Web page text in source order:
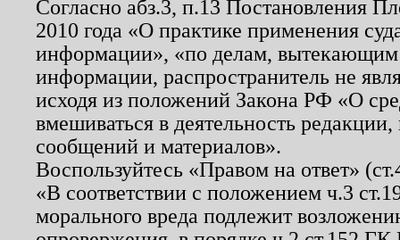
Согласно абз.3, п.13 Постановления
2010 года «О практике применения
информации», «по делам, вытекающим
информации, распространитель не
исходя из положений Закона РФ «О
вмешиваться в деятельность
сообщений и материалов».
Воспользуйтесь «Правом на ответ»
«В соответствии с положением ч.3
морального вреда подлежит